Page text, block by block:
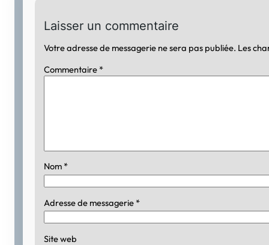
Laisser un commentaire
Votre adresse de messagerie ne sera pas publiée. Les
Commentaire *
Nom *
Adresse de messagerie *
Site web